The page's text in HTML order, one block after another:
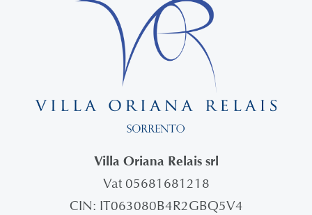
Villa Oriana Relais srl
Vat 05681681218
CIN: IT063080B4R2GBQ5V4